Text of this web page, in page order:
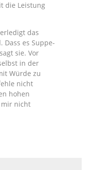
die Leistung
das
Dass es Suppe-
sie. Vor
in der
Würde zu
nicht
hohen
mir nicht